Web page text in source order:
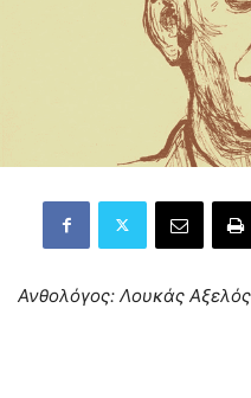
Ανθολόγος: Λουκάς Αξελός